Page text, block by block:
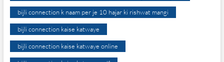
bijli connection k naam per je 10 hajar ki rishwat mangi
bijli connection kaise katwaye
bijli connection kaise katwaye online